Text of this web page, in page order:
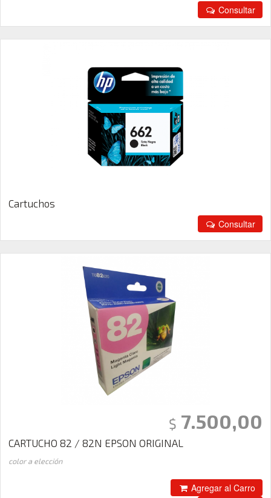
Consultar
Cartuchos
Consultar
$ 7.500,00
CARTUCHO 82 / 82N EPSON ORIGINAL
color a elección
Agregar al Carro